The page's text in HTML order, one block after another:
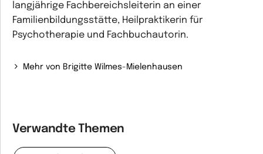
langjährige Fachbereichsleiterin an einer
Familienbildungsstätte, Heilpraktikerin für
Psychotherapie und Fachbuchautorin.
Mehr von Brigitte Wilmes-Mielenhausen
Verwandte Themen